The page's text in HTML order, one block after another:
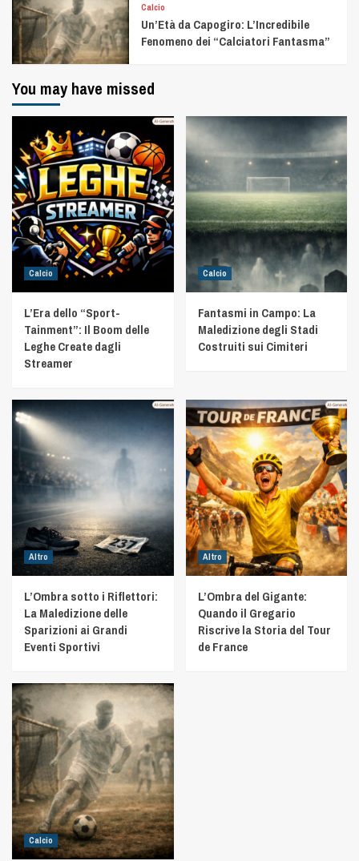
Calcio
Un’Età da Capogiro: L’Incredibile
Fenomeno dei “Calciatori Fantasma”
You may have missed
Calcio
L’Era dello “Sport-
Tainment”: Il Boom delle
Leghe Create dagli
Streamer
Calcio
Fantasmi in Campo: La
Maledizione degli Stadi
Costruiti sui Cimiteri
Altro
L’Ombra sotto i Riflettori:
La Maledizione delle
Sparizioni ai Grandi
Eventi Sportivi
Altro
L’Ombra del Gigante:
Quando il Gregario
Riscrive la Storia del Tour
de France
Calcio